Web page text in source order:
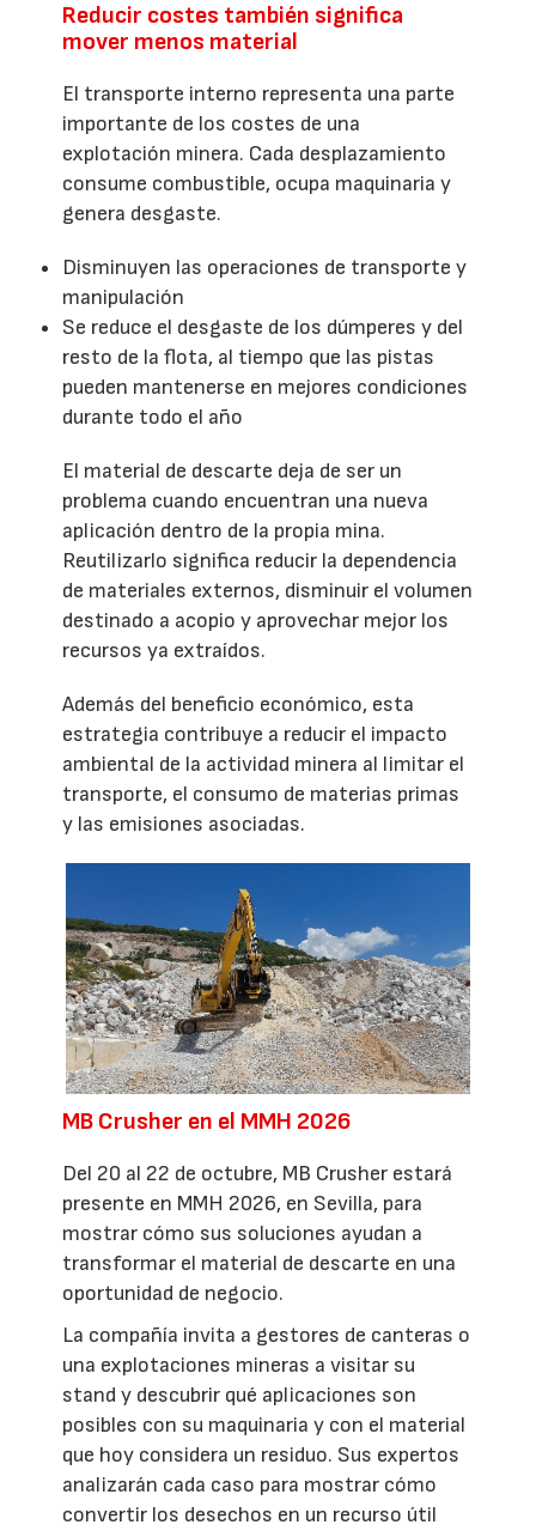
Reducir costes también significa
mover menos material
El transporte interno representa una parte
importante de los costes de una
explotación minera. Cada desplazamiento
consume combustible, ocupa maquinaria y
genera desgaste.
Disminuyen las operaciones de transporte y
manipulación
Se reduce el desgaste de los dúmperes y del
resto de la flota, al tiempo que las pistas
pueden mantenerse en mejores condiciones
durante todo el año
El material de descarte deja de ser un
problema cuando encuentran una nueva
aplicación dentro de la propia mina.
Reutilizarlo significa reducir la dependencia
de materiales externos, disminuir el volumen
destinado a acopio y aprovechar mejor los
recursos ya extraídos.
Además del beneficio económico, esta
estrategia contribuye a reducir el impacto
ambiental de la actividad minera al limitar el
transporte, el consumo de materias primas
y las emisiones asociadas.
MB Crusher en el MMH 2026
Del 20 al 22 de octubre, MB Crusher estará
presente en MMH 2026, en Sevilla, para
mostrar cómo sus soluciones ayudan a
transformar el material de descarte en una
oportunidad de negocio.
La compañía invita a gestores de canteras o
una explotaciones mineras a visitar su
stand y descubrir qué aplicaciones son
posibles con su maquinaria y con el material
que hoy considera un residuo. Sus expertos
analizarán cada caso para mostrar cómo
convertir los desechos en un recurso útil